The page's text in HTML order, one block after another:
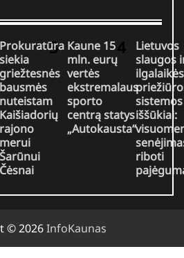
Prokuratūra
siekia
griežtesnės
bausmės
nuteistam
Kaišiadorių
rajono
merui
Šarūnui
Čėsnai
Kaune 15
mln. eurų
vertės
ekstremalaus
sporto
centrą statys
„Autokausta“
Lietuvos
slaugos
ilgalaikės
sistemos
iššūkiai:
riboti
© 2026InfoKaunas